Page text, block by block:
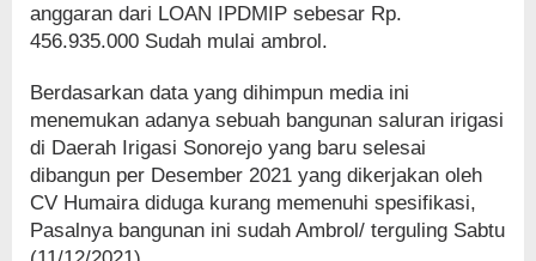
anggaran dari LOAN IPDMIP sebesar Rp.
456.935.000 Sudah mulai ambrol.
Berdasarkan data yang dihimpun media ini
menemukan adanya sebuah bangunan saluran irigasi
di Daerah Irigasi Sonorejo yang baru selesai
dibangun per Desember 2021 yang dikerjakan oleh
CV Humaira diduga kurang memenuhi spesifikasi,
Pasalnya bangunan ini sudah Ambrol/ terguling Sabtu